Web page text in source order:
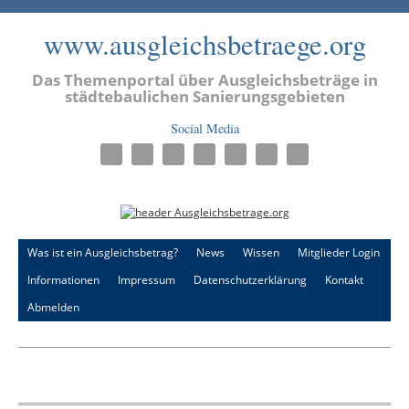
www.ausgleichsbetraege.org
Das Themenportal über Ausgleichsbeträge in
städtebaulichen Sanierungsgebieten
Social Media
Was ist ein Ausgleichsbetrag? News Wissen
Mitglieder Login
Informationen
Impressum Datenschutzerklärung
Kontakt
Abmelden